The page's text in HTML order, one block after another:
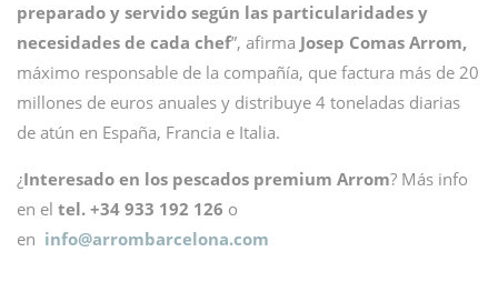
preparado y servido según las particularidades y
necesidades de cada chef”, afirma Josep Comas Arrom,
máximo responsable de la compañía, que factura más de 20
millones de euros anuales y distribuye 4 toneladas diarias
de atún en España, Francia e Italia.
¿Interesado en los pescados premium Arrom? Más info
en el tel. +34 933 192 126 o
en info@arrombarcelona.com